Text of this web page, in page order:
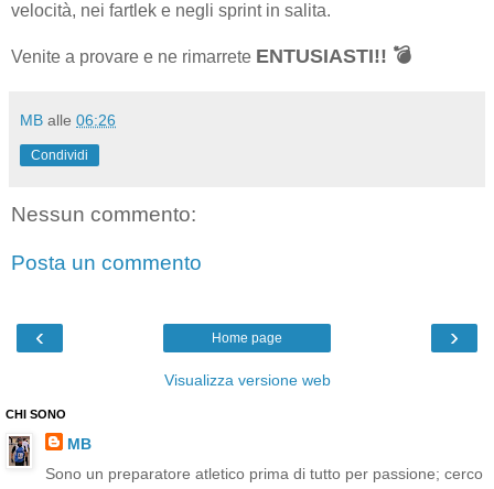
velocità, nei fartlek e negli sprint in salita.
Venite a provare e ne rimarrete ENTUSIASTI!! 💣
MB alle 06:26
Condividi
Nessun commento:
Posta un commento
‹ ›
Home page
Visualizza versione web
CHI SONO
MB
Sono un preparatore atletico prima di tutto per passione; cerco